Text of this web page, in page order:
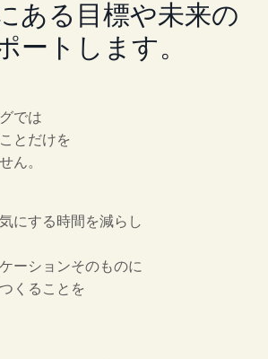
ある目標や未来の
ートします。
では
とだけを
ん。
にする時間を減らし
ーションそのものに
くることを